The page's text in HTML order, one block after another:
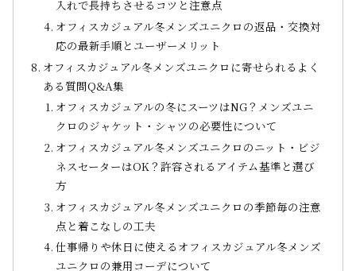
入れで長持ちさせるコツと注意点
オフィスカジュアル冬メンズユニクロの返品・交換対
応の最新手順とユーザーメリット
オフィスカジュアル冬メンズユニクロに寄せられるよく
ある質問Q&A集
オフィスカジュアルの冬にスーツはNG？メンズユニ
クロのジャケット・シャツの必要性について
オフィスカジュアル冬メンズユニクロのニット・ビジ
ネスセーターはOK？許容されるアイテム基準と選び
方
オフィスカジュアル冬メンズユニクロの季節毎の注意
点と着こなしの工夫
仕事帰りや休日に使えるオフィスカジュアル冬メンズ
ユニクロの兼用コーデについて